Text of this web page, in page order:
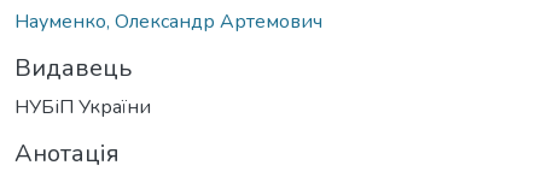
Науменко, Олександр Артемович
Видавець
НУБіП України
Анотація